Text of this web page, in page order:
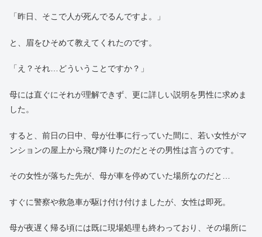
「昨日、そこで人が死んでるんですよ。」
と、眉をひそめて教えてくれたのです。
「え？それ…どういうことですか？」
母には直ぐにそれが理解できず、更に詳しい説明を男性に求めま
した。
すると、前日の日中、母が仕事に行っていた間に、若い女性がマ
ンションの屋上から飛び降りたのだとその男性は言うのです。
その女性が落ちた先が、母が車を停めていた場所なのだと…
すぐに警察や救急車が駆け付け付けましたが、女性は即死。
母が夜遅く帰る頃には既に現場処理も終わっており、その場所に